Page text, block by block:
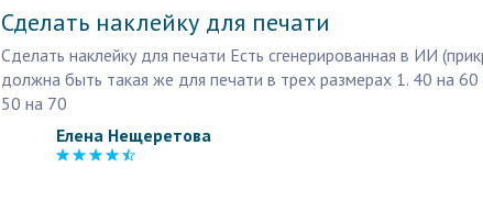
Сделать наклейку для печати
Сделать наклейку для печати Есть сгенерированная в ИИ
должна быть такая же для печати в трех размерах 1. 40 на
50 на 70
Елена Нещеретова